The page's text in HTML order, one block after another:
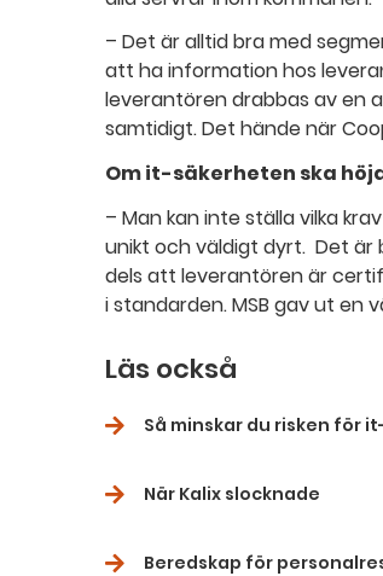
– Det är alltid bra med
att ha information hos
leverantören drabbas av en
samtidigt. Det hände när
Om it-säkerheten ska
– Man kan inte ställa vilka
unikt och väldigt dyrt. Det
dels att leverantören är
i standarden. MSB gav ut en
Läs också
Så minskar du risken för
När Kalix slocknade
Beredskap för